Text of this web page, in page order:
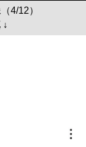
4/12）